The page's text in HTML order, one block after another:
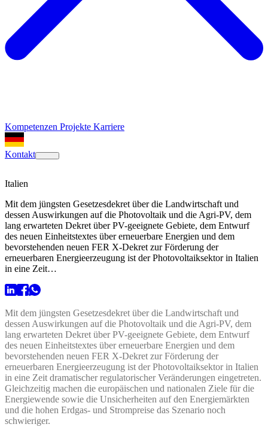
Kompetenzen Projekte Karriere
Kontakt
Italien
Mit dem jüngsten Gesetzesdekret über die Landwirtschaft und
dessen Auswirkungen auf die Photovoltaik und die Agri-PV, dem
lang erwarteten Dekret über PV-geeignete Gebiete, dem Entwurf
des neuen Einheitstextes über erneuerbare Energien und dem
bevorstehenden neuen FER X-Dekret zur Förderung der
erneuerbaren Energieerzeugung ist der Photovoltaiksektor in Italien
in eine Zeit…
Mit dem jüngsten Gesetzesdekret über die Landwirtschaft und
dessen Auswirkungen auf die Photovoltaik und die Agri-PV, dem
lang erwarteten Dekret über PV-geeignete Gebiete, dem Entwurf
des neuen Einheitstextes über erneuerbare Energien und dem
bevorstehenden neuen FER X-Dekret zur Förderung der
erneuerbaren Energieerzeugung ist der Photovoltaiksektor in Italien
in eine Zeit dramatischer regulatorischer Veränderungen eingetreten.
Gleichzeitig machen die europäischen und nationalen Ziele für die
Energiewende sowie die Unsicherheiten auf den Energiemärkten
und die hohen Erdgas- und Strompreise das Szenario noch
schwieriger.